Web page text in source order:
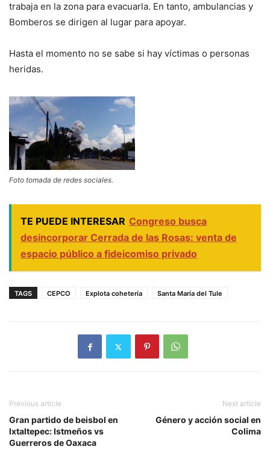
trabaja en la zona para evacuarla. En tanto, ambulancias y
Bomberos se dirigen al lugar para apoyar.
Hasta el momento no se sabe si hay víctimas o personas
heridas.
Foto tomada de redes sociales.
TE PUEDE INTERESAR Congreso busca
desincorporar Cerrada de las Rosas: venta de
espacio público a fideicomiso privado
TAGS CEPCO Explota cohetería Santa María del Tule
Previous article
Gran partido de beisbol en
Ixtaltepec: Istmeños vs
Guerreros de Oaxaca
Next article
Género y acción social en
Colima